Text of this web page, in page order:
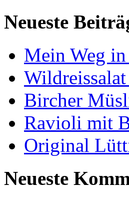
Neueste
Mein Weg
Bircher
Ravioli mit
Original
Neueste